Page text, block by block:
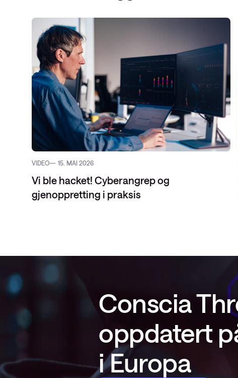
VIDEO 15. MAI 2026
Vi ble hacket! Cyberangrep og
gjenoppretting i praksis
Conscia
oppdatert
i Europa